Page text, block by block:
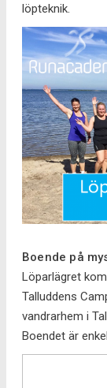
löpteknik.
Boende på
Löparlägret
Talluddens
vandrarhem i
Boendet är